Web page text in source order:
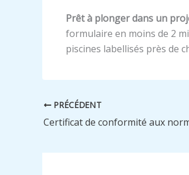
Prêt à plonger dans un
formulaire en moins de 2
piscines labellisés près de
PRÉCÉDENT